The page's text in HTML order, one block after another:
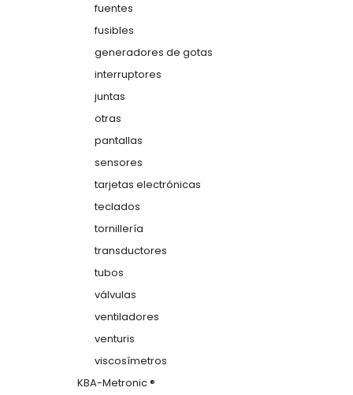
fuentes
fusibles
generadores de gotas
interruptores
juntas
otras
pantallas
sensores
tarjetas electrónicas
teclados
tornillería
transductores
tubos
válvulas
ventiladores
venturis
viscosímetros
KBA-Metronic ®